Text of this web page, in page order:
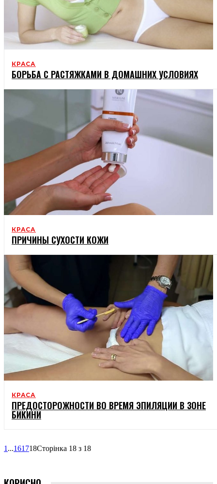
КРАСА
БОРЬБА С РАСТЯЖКАМИ В ДОМАШНИХ УСЛОВИЯХ
КРАСА
ПРИЧИНЫ СУХОСТИ КОЖИ
КРАСА
ПРЕДОСТОРОЖНОСТИ ВО ВРЕМЯ ЭПИЛЯЦИИ В ЗОНЕ
БИКИНИ
1 ...161718Сторінка 18 з 18